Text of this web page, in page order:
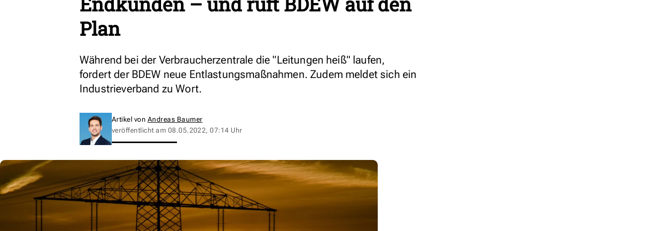
Plan
Während bei der Verbraucherzentrale die "Leitungen heiß" laufen,
fordert der BDEW neue Entlastungsmaßnahmen. Zudem meldet sich ein
Industrieverband zu Wort.
Artikel von Andreas Baumer
veröffentlicht am 08.05.2022, 07:14 Uhr